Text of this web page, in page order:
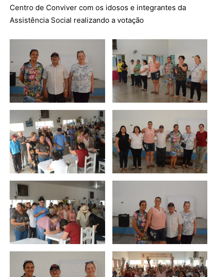
Centro de Conviver com os idosos e integrantes da
Assistência Social realizando a votação